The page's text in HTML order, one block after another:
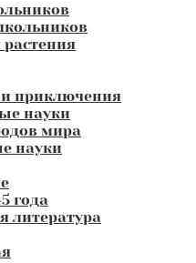
приключения
науки
мира
науки
года
литература